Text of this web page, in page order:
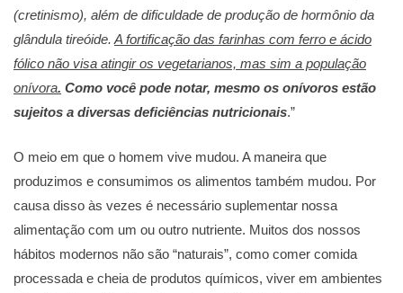
(cretinismo), além de dificuldade de produção de hormônio da
glândula tireóide. A fortificação das farinhas com ferro e ácido
fólico não visa atingir os vegetarianos, mas sim a população
onívora. Como você pode notar, mesmo os onívoros estão
sujeitos a diversas deficiências nutricionais.”
O meio em que o homem vive mudou. A maneira que
produzimos e consumimos os alimentos também mudou. Por
causa disso às vezes é necessário suplementar nossa
alimentação com um ou outro nutriente. Muitos dos nossos
hábitos modernos não são “naturais”, como comer comida
processada e cheia de produtos químicos, viver em ambientes